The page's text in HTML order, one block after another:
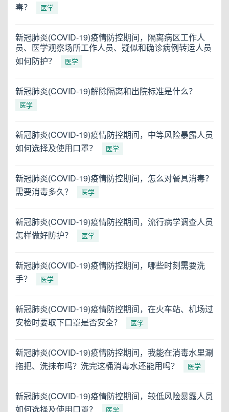
毒？
医学
新冠肺炎(COVID-19)疫情防控期间，隔离病区工作人
员、医学观察场所工作人员、疑似和确诊病例转运人员
如何防护？
医学
新冠肺炎(COVID-19)解除隔离和出院标准是什么？
医学
新冠肺炎(COVID-19)疫情防控期间，中等风险暴露人员
如何选择及使用口罩？
医学
新冠肺炎(COVID-19)疫情防控期间，怎么对餐具消毒？
需要消毒多久？
医学
新冠肺炎(COVID-19)疫情防控期间，流行病学调查人员
怎样做好防护？
医学
新冠肺炎(COVID-19)疫情防控期间，哪些时刻需要洗
手？
医学
新冠肺炎(COVID-19)疫情防控期间，在火车站、机场过
安检时要取下口罩是否安全？
医学
新冠肺炎(COVID-19)疫情防控期间，我能在消毒水里涮
拖把、洗抹布吗？洗完这桶消毒水还能用吗？
医学
新冠肺炎(COVID-19)疫情防控期间，较低风险暴露人员
如何选择及使用口罩？
医学